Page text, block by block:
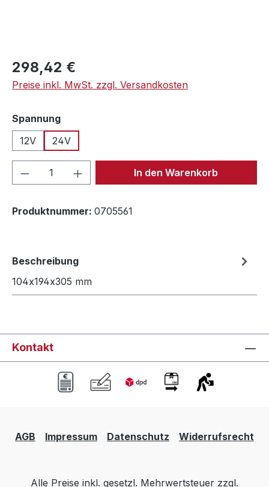
Regulärer Preis:
298,42 €
Preise inkl. MwSt. zzgl. Versandkosten
Spannungauswählen
12V
24V
Produkt Anzahl: Gib denIn den Warenkorb
Produktnummer: 0705561
Beschreibung
104x194x305 mm
Kontakt
AGB Impressum Datenschutz Widerrufsrecht
Alle Preise inkl. gesetzl. Mehrwertsteuer zzgl.